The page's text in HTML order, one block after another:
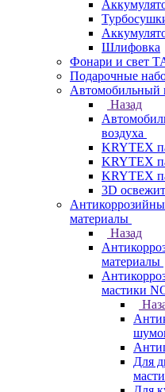
Шлифовка
Фонари и свет
Подарочные
Автомобильный
Назад
воздуха
KRYTEX
KRYTEX
KRYTEX
3D
материалы
Назад
материалы
мастики
Для